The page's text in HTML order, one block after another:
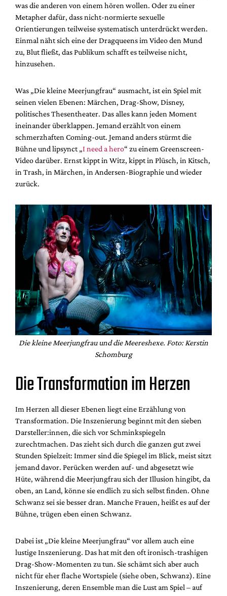
was die anderen von einem hören wollen. Oder zu einer
Metapher dafür, dass nicht-normierte sexuelle
Orientierungen teilweise systematisch unterdrückt werden.
Einmal näht sich eine der Dragqueens im Video den Mund
zu, Blut fließt, das Publikum schafft es teilweise nicht,
hinzusehen.
Was „Die kleine Meerjungfrau“ ausmacht, ist ein Spiel mit
seinen vielen Ebenen: Märchen, Drag-Show, Disney,
politisches Thesentheater. Das alles kann jeden Moment
ineinander überklappen. Jemand erzählt von einem
schmerzhaften Coming-out. Jemand anders stürmt die
Bühne und lipsynct „I need a hero“ zu einem Greenscreen-
Video darüber. Ernst kippt in Witz, kippt in Plüsch, in Kitsch,
in Trash, in Märchen, in Andersen-Biographie und wieder
zurück.
Die kleine Meerjungfrau und die Meereshexe. Foto: Kerstin
Schomburg
Die Transformation im Herzen
Im Herzen all dieser Ebenen liegt eine Erzählung von
Transformation. Die Inszenierung beginnt mit den sieben
Darsteller:innen, die sich vor Schminkspiegeln
zurechtmachen. Das zieht sich durch die ganzen gut zwei
Stunden Spielzeit: Immer sind die Spiegel im Blick, meist sitzt
jemand davor. Perücken werden auf- und abgesetzt wie
Hüte, während die Meerjungfrau sich der Illusion hingibt, da
oben, an Land, könne sie endlich zu sich selbst finden. Ohne
Schwanz sei sie besser dran. Manche Frauen, heißt es auf der
Bühne, trügen eben einen Schwanz.
Dabei ist „Die kleine Meerjungfrau“ vor allem auch eine
lustige Inszenierung. Das hat mit den oft ironisch-trashigen
Drag-Show-Momenten zu tun. Sie schämt sich aber auch
nicht für eher flache Wortspiele (siehe oben, Schwanz). Eine
Inszenierung, deren Ensemble man die Lust am Spiel – auf